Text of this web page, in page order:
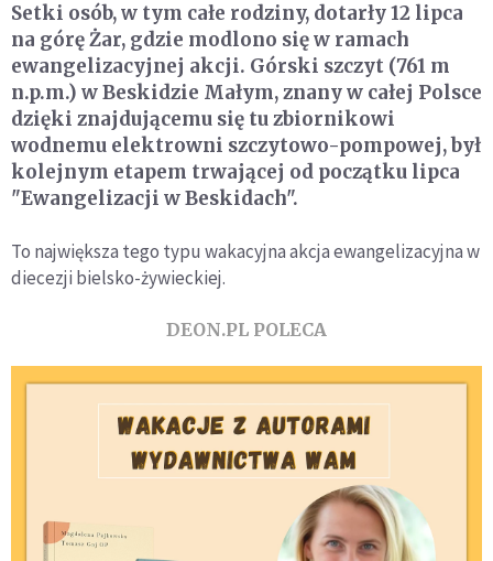
Setki osób, w tym całe rodziny, dotarły 12 lipca
na górę Żar, gdzie modlono się w ramach
ewangelizacyjnej akcji. Górski szczyt (761 m
n.p.m.) w Beskidzie Małym, znany w całej Polsce
dzięki znajdującemu się tu zbiornikowi
wodnemu elektrowni szczytowo-pompowej, był
kolejnym etapem trwającej od początku lipca
"Ewangelizacji w Beskidach".
To największa tego typu wakacyjna akcja ewangelizacyjna w
diecezji bielsko-żywieckiej.
DEON.PL POLECA